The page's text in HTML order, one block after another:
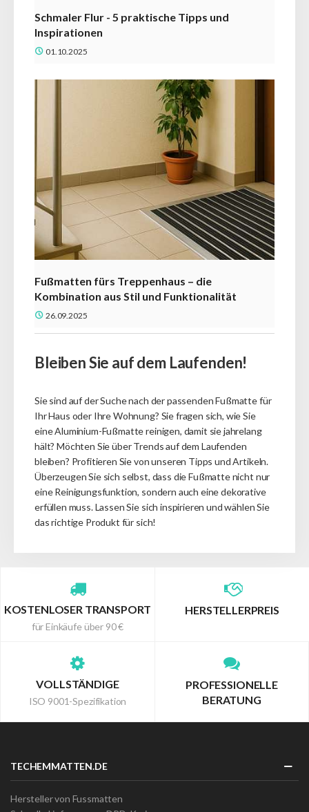
Schmaler Flur - 5 praktische Tipps und
Inspirationen
01.10.2025
Fußmatten fürs Treppenhaus – die
Kombination aus Stil und Funktionalität
26.09.2025
Bleiben Sie auf dem Laufenden!
Sie sind auf der Suche nach der passenden Fußmatte für
Ihr Haus oder Ihre Wohnung? Sie fragen sich, wie Sie
eine Aluminium-Fußmatte reinigen, damit sie jahrelang
hält? Möchten Sie über Trends auf dem Laufenden
bleiben? Profitieren Sie von unseren Tipps und Artikeln.
Überzeugen Sie sich selbst, dass die Fußmatte nicht nur
eine Reinigungsfunktion, sondern auch eine dekorative
erfüllen muss.Lassen Sie sich inspirieren und wählen Sie
das richtige Produkt für sich!
KOSTENLOSER TRANSPORT
für Einkäufe über 90 €
HERSTELLERPREIS
VOLLSTÄNDIGE
ISO 9001-Spezifikation
PROFESSIONELLE
BERATUNG
TECHEMMATTEN.DE
Hersteller von Fussmatten